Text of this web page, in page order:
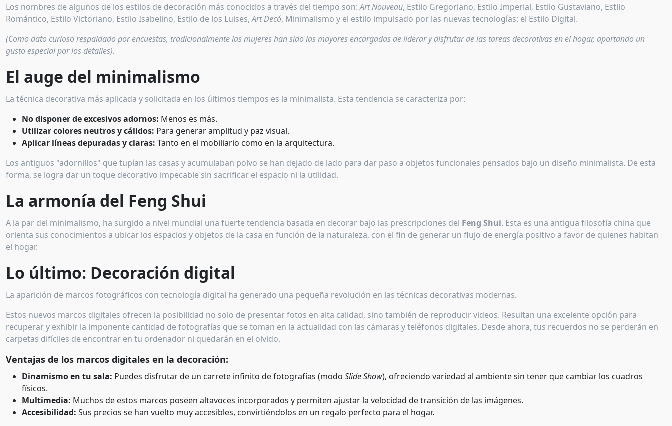
Los nombres de algunos de los estilos de decoración más conocidos a través del tiempo son:Art Nouveau, Estilo Gregoriano, Estilo Imperial, Estilo Gustaviano, Estilo
Romántico, Estilo Victoriano, Estilo Isabelino, Estilo de los Luises,Art Decó, Minimalismo y el estilo impulsado por las nuevas tecnologías: el Estilo Digital.
(Como dato curioso respaldado por encuestas, tradicionalmente las mujeres han sido las mayores encargadas de liderar y disfrutar de las tareas decorativas en el hogar, aportando un
gusto especial por los detalles).
El auge del minimalismo
La técnica decorativa más aplicada y solicitada en los últimos tiempos es la minimalista. Esta tendencia se caracteriza por:
No disponer de excesivos adornos: Menos es más.
Utilizar colores neutros y cálidos: Para generar amplitud y paz visual.
Aplicar líneas depuradas y claras: Tanto en el mobiliario como en la arquitectura.
Los antiguos "adornillos" que tupían las casas y acumulaban polvo se han dejado de lado para dar paso a objetos funcionales pensados bajo un diseño minimalista. De esta
forma, se logra dar un toque decorativo impecable sin sacrificar el espacio ni la utilidad.
La armonía del Feng Shui
A la par del minimalismo, ha surgido a nivel mundial una fuerte tendencia basada en decorar bajo las prescripciones del Feng Shui. Esta es una antigua filosofía china que
orienta sus conocimientos a ubicar los espacios y objetos de la casa en función de la naturaleza, con el fin de generar un flujo de energía positivo a favor de quienes habitan
el hogar.
Lo último: Decoración digital
La aparición de marcos fotográficos con tecnología digital ha generado una pequeña revolución en las técnicas decorativas modernas.
Estos nuevos marcos digitales ofrecen la posibilidad no solo de presentar fotos en alta calidad, sino también de reproducir videos. Resultan una excelente opción para
recuperar y exhibir la imponente cantidad de fotografías que se toman en la actualidad con las cámaras y teléfonos digitales. Desde ahora, tus recuerdos no se perderán en
carpetas difíciles de encontrar en tu ordenador ni quedarán en el olvido.
Ventajas de los marcos digitales en la decoración:
Dinamismo en tu sala: Puedes disfrutar de un carrete infinito de fotografías (modo Slide Show), ofreciendo variedad al ambiente sin tener que cambiar los cuadros
físicos.
Multimedia: Muchos de estos marcos poseen altavoces incorporados y permiten ajustar la velocidad de transición de las imágenes.
Accesibilidad: Sus precios se han vuelto muy accesibles, convirtiéndolos en un regalo perfecto para el hogar.